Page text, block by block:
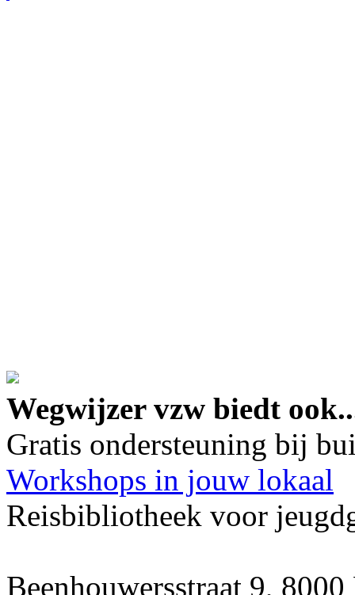
Wegwijzer vzw biedt
Gratis ondersteuning bij
Workshops in jouw lokaal
Reisbibliotheek voor
Beenhouwersstraat 9,